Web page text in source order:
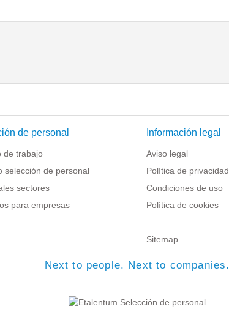
de personal
de trabajo
selección de personal
sectores
para empresas
Información legal
Aviso legal
Política de privacidad
Condiciones de uso
Política de cookies
Sitemap
Next to people. Next to companies.